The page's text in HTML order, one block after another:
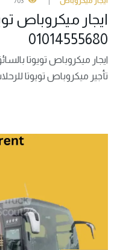
01014555680
ايجار ميكروباص تويوتا
تأجير ميكروباص تويوتا